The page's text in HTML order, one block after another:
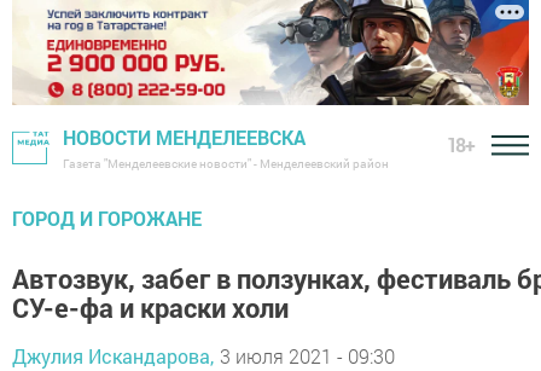
НОВОСТИ МЕНДЕЛЕЕВСКА
Газета "Менделеевские новости" - Менделеевский район
18+
ГОРОД И ГОРОЖАНЕ
Автозвук, забег в ползунках, фестиваль
СУ-е-фа и краски холи
Джулия Искандарова, 3 июля 2021 - 09:30